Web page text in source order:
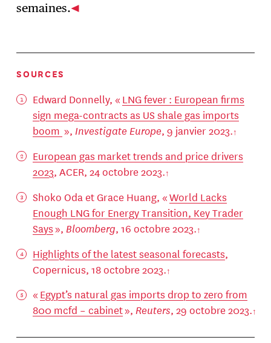
semaines.
SOURCES
Edward Donnelly, « LNG fever : European firms
sign mega-contracts as US shale gas imports
boom », Investigate Europe, 9 janvier 2023.
European gas market trends and price drivers
2023, ACER, 24 octobre 2023.
Shoko Oda et Grace Huang, «World Lacks
Enough LNG for Energy Transition, Key Trader
Says», Bloomberg, 16 octobre 2023.
Highlights of the latest seasonal forecasts,
Copernicus, 18 octobre 2023.
« Egypt’s natural gas imports drop to zero from
800 mcfd – cabinet», Reuters, 29 octobre 2023.